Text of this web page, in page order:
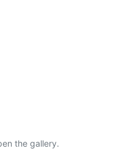
the gallery.